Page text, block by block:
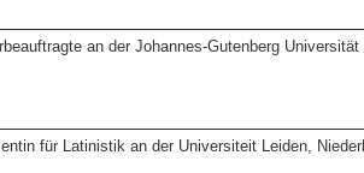
an der Johannes-Gutenberg Universität
für Latinistik an der Universiteit Leiden,